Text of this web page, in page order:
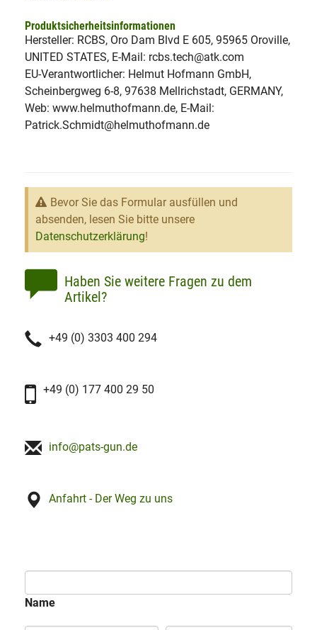
Produktsicherheitsinformationen
Hersteller: RCBS, Oro Dam Blvd E 605, 95965 Oroville,
UNITED STATES, E-Mail: rcbs.tech@atk.com
EU-Verantwortlicher: Helmut Hofmann GmbH,
Scheinbergweg 6-8, 97638 Mellrichstadt, GERMANY,
Web: www.helmuthofmann.de, E-Mail:
Patrick.Schmidt@helmuthofmann.de
Bevor Sie das Formular ausfüllen und
absenden, lesen Sie bitte unsere
Datenschutzerklärung!
Haben Sie weitere Fragen zu dem
Artikel?
+49 (0) 3303 400 294
+49 (0) 177 400 29 50
info@pats-gun.de
Anfahrt - Der Weg zu uns
Name